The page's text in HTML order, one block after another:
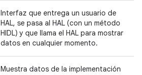
Interfaz que entrega un usuario de
HAL, se pasa al HAL (con un método
HIDL) y que llama el HAL para mostrar
datos en cualquier momento.
Muestra datos de la implementación